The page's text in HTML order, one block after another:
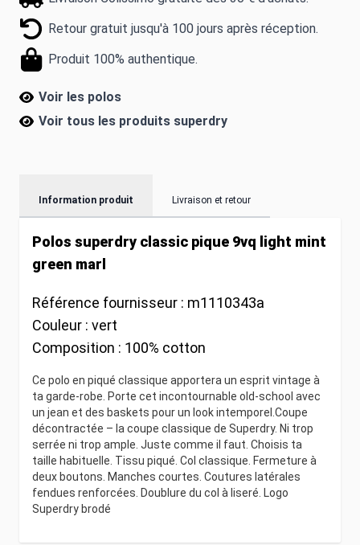
Retour gratuit jusqu'à 100 jours après réception.
Produit 100% authentique.
Voir les polos
Voir tous les produits superdry
Information produit Livraison et retour
Polos superdry classic pique 9vq light mint
green marl
Référence fournisseur : m1110343a
Couleur : vert
Composition : 100% cotton
Ce polo en piqué classique apportera un esprit vintage à
ta garde-robe. Porte cet incontournable old-school avec
un jean et des baskets pour un look intemporel.Coupe
décontractée – la coupe classique de Superdry. Ni trop
serrée ni trop ample. Juste comme il faut. Choisis ta
taille habituelle. Tissu piqué. Col classique. Fermeture à
deux boutons. Manches courtes. Coutures latérales
fendues renforcées. Doublure du col à liseré. Logo
Superdry brodé